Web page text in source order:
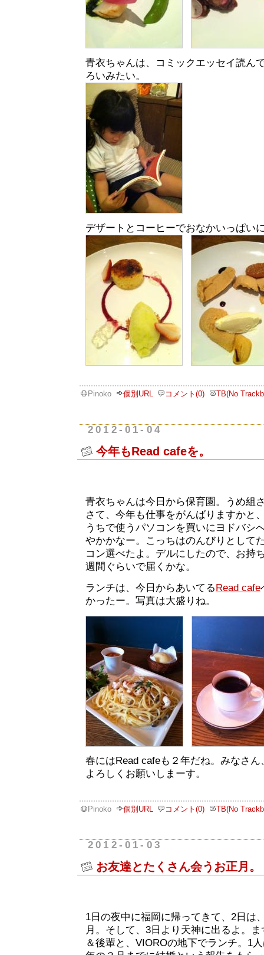
青衣ちゃんは、コミックエッセイ読ん
ろいみたい。
デザートとコーヒーでおなかいっぱい
Pinoko 個別URL コメント(0) TB(No
2012-01-04
今年もRead cafeを。
青衣ちゃんは今日から保育園。うめ組
さて、今年も仕事をがんばりますかと
うちで使うパソコンを買いにヨドバシ
やかかなー。こっちはのんびりとして
コン選べたよ。デルにしたので、お持
週間ぐらいで届くかな。
ランチは、今日からあいてるRead cafe
かったー。写真は大盛りね。
春にはRead cafeも２年だね。みなさ
よろしくお願いしまーす。
Pinoko 個別URL コメント(0) TB(No
2012-01-03
お友達とたくさん会うお正月。
1日の夜中に福岡に帰ってきて、2日は
月。そして、3日より天神に出るよ。
＆後輩と、VIOROの地下でランチ。1